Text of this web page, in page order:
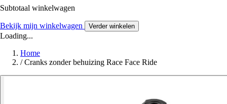
Subtotaal winkelwagen
Bekijk mijn winkelwagen Verder winkelen
Loading...
Home
/ Cranks zonder behuizing Race Face Ride